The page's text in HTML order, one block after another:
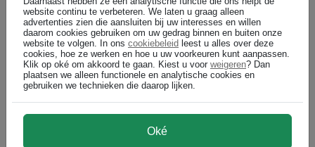
In winkelwagen
Leitz 5560 langarm nietmachine / metaal / zilver / 40 vel
DIRECT LEVERBAAR
website continu te verbeteren. We laten u graag alleen
advertenties zien die aansluiten bij uw interesses en willen
daarom cookies gebruiken om uw gedrag binnen en buiten onze
website te volgen. In ons cookiebeleid leest u alles over deze
cookies, hoe ze werken en hoe u uw voorkeuren kunt aanpassen.
Klik op oké om akkoord te gaan. Kiest u voor weigeren? Dan
plaatsen we alleen functionele en analytische cookies en
gebruiken we technieken die daarop lijken.
Oké